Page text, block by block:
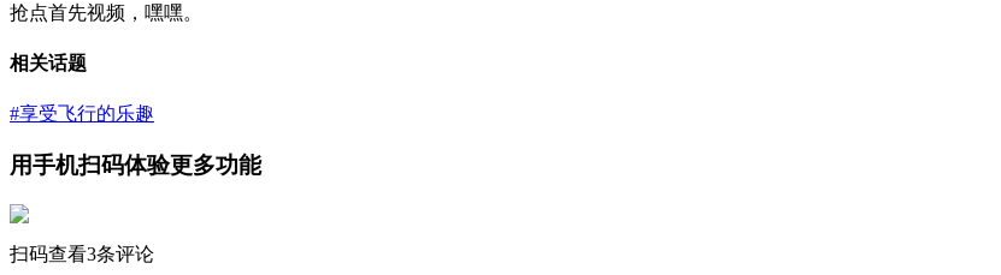
抢点首先视频，嘿嘿。
相关话题
#享受飞行的乐趣
用手机扫码体验更多功能
扫码查看3条评论